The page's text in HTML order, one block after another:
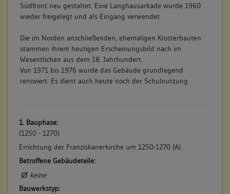
Südfront neu gestaltet. Eine Langhausarkade wurde 1960
wieder freigelegt und als Eingang verwendet.
Die im Norden anschließenden, ehemaligen Klosterbauten
stammen ihrem heutigen Erscheinungsbild nach im
Wesentlichen aus dem 18. Jahrhundert.
Von 1971 bis 1976 wurde das Gebäude grundlegend
renoviert. Es dient auch heute noch der Schulnutzung.
1. Bauphase:
(1250 - 1270)
Errichtung der Franziskanerkirche um 1250-1270 (A).
Betroffene Gebäudeteile:
keine
Bauwerkstyp: